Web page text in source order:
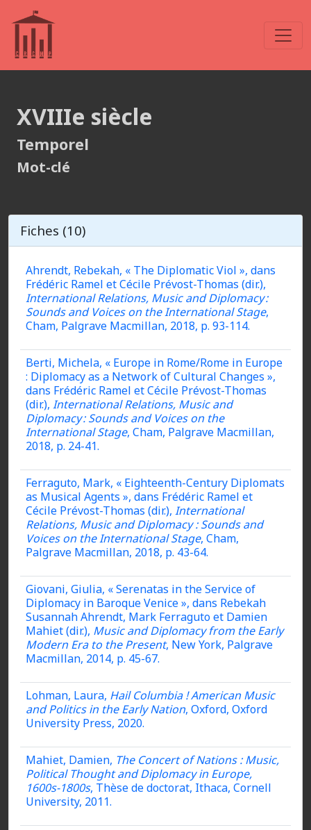
XVIIIe siècle
Temporel
Mot-clé
Fiches (10)
Ahrendt, Rebekah, « The Diplomatic Viol », dans
Frédéric Ramel et Cécile Prévost-Thomas (dir.),
International Relations, Music and Diplomacy :
Sounds and Voices on the International Stage,
Cham, Palgrave Macmillan, 2018, p. 93-114.
Berti, Michela, « Europe in Rome/Rome in Europe
: Diplomacy as a Network of Cultural Changes »,
dans Frédéric Ramel et Cécile Prévost-Thomas
(dir.), International Relations, Music and
Diplomacy : Sounds and Voices on the
International Stage, Cham, Palgrave Macmillan,
2018, p. 24-41.
Ferraguto, Mark, « Eighteenth-Century Diplomats
as Musical Agents », dans Frédéric Ramel et
Cécile Prévost-Thomas (dir.), International
Relations, Music and Diplomacy : Sounds and
Voices on the International Stage, Cham,
Palgrave Macmillan, 2018, p. 43-64.
Giovani, Giulia, « Serenatas in the Service of
Diplomacy in Baroque Venice », dans Rebekah
Susannah Ahrendt, Mark Ferraguto et Damien
Mahiet (dir.), Music and Diplomacy from the Early
Modern Era to the Present, New York, Palgrave
Macmillan, 2014, p. 45-67.
Lohman, Laura, Hail Columbia !American Music
and Politics in the Early Nation, Oxford, Oxford
University Press, 2020.
Mahiet, Damien, The Concert of Nations : Music,
Political Thought and Diplomacy in Europe,
1600s-1800s, Thèse de doctorat, Ithaca, Cornell
University, 2011.